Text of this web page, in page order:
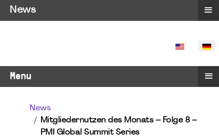
SPRACHE
Menu ≡
News
Mitgliedernutzen des Monats – Folge 8 –
PMI Global Summit Series
News ≡